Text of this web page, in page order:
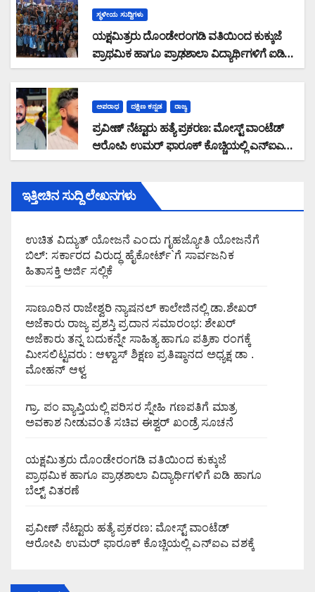
ಸ್ಥಳೀಯ ಸುದ್ದಿಗಳು
ಯಕ್ಷಮಿತ್ರರು ದೊಂಡೇರಂಗಡಿ ವತಿಯಿಂದ ಕುಕ್ಕುಜೆ
ಪ್ರಾಥಮಿಕ ಹಾಗೂ ಪ್ರಾಢಶಾಲಾ ವಿದ್ಯಾರ್ಥಿಗಳಿಗೆ ಐಡಿ
ಹಾಗೂ ಬೆಲ್ಟ್ ವಿತರಣೆ
ಅಪರಾಧ ದಕ್ಷಿಣ ಕನ್ನಡ ರಾಜ್ಯ
ಪ್ರವೀಣ್ ನೆಟ್ಟಾರು ಹತ್ಯೆ ಪ್ರಕರಣ: ಮೋಸ್ಟ್ ವಾಂಟೆಡ್
ಆರೋಪಿ ಉಮರ್ ಫಾರೂಕ್ ಕೊಚ್ಚಿಯಲ್ಲಿ ಎನ್‌ಐಎ
ವಶಕ್ಕೆ
ಇತ್ತೀಚಿನ ಸುದ್ದಿ ಲೇಖನಗಳು
ಉಚಿತ ವಿದ್ಯುತ್ ಯೋಜನೆ ಎಂದು ಗೃಹಜ್ಯೋತಿ ಯೋಜನೆಗೆ
ಬಿಲ್: ಸರ್ಕಾರದ ವಿರುದ್ಧ ಹೈಕೋರ್ಟ್`ಗೆ ಸಾರ್ವಜನಿಕ
ಹಿತಾಸಕ್ತಿ ಅರ್ಜಿ ಸಲ್ಲಿಕೆ
ಸಾಣೂರಿನ ರಾಜೇಶ್ವರಿ ನ್ಯಾಷನಲ್ ಕಾಲೇಜಿನಲ್ಲಿ ಡಾ.ಶೇಖರ್
ಅಜೆಕಾರು ರಾಜ್ಯ ಪ್ರಶಸ್ತಿ ಪ್ರದಾನ ಸಮಾರಂಭ: ಶೇಖರ್
ಅಜೆಕಾರು ತನ್ನ ಬದುಕನ್ನೇ ಸಾಹಿತ್ಯ ಹಾಗೂ ಪತ್ರಿಕಾ ರಂಗಕ್ಕೆ
ಮೀಸಲಿಟ್ಟವರು : ಆಳ್ವಾಸ್ ಶಿಕ್ಷಣ ಪ್ರತಿಷ್ಠಾನದ ಅಧ್ಯಕ್ಷ ಡಾ .
ಮೋಹನ್ ಆಳ್ವ
ಗ್ರಾ. ಪಂ ವ್ಯಾಪ್ತಿಯಲ್ಲಿ ಪರಿಸರ ಸ್ನೇಹಿ ಗಣಪತಿಗೆ ಮಾತ್ರ
ಅವಕಾಶ ನೀಡುವಂತೆ ಸಚಿವ ಈಶ್ವರ್ ಖಂಡ್ರೆ ಸೂಚನೆ
ಯಕ್ಷಮಿತ್ರರು ದೊಂಡೇರಂಗಡಿ ವತಿಯಿಂದ ಕುಕ್ಕುಜೆ
ಪ್ರಾಥಮಿಕ ಹಾಗೂ ಪ್ರಾಢಶಾಲಾ ವಿದ್ಯಾರ್ಥಿಗಳಿಗೆ ಐಡಿ ಹಾಗೂ
ಬೆಲ್ಟ್ ವಿತರಣೆ
ಪ್ರವೀಣ್ ನೆಟ್ಟಾರು ಹತ್ಯೆ ಪ್ರಕರಣ: ಮೋಸ್ಟ್ ವಾಂಟೆಡ್
ಆರೋಪಿ ಉಮರ್ ಫಾರೂಕ್ ಕೊಚ್ಚಿಯಲ್ಲಿ ಎನ್‌ಐಎ ವಶಕ್ಕೆ